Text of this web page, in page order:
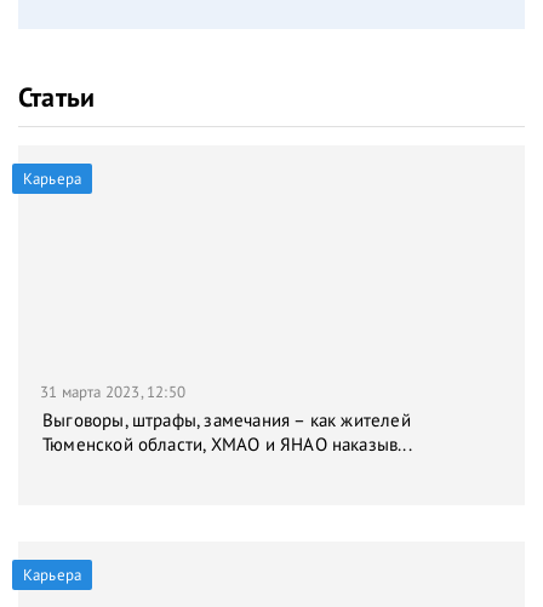
Статьи
Карьера
31 марта 2023, 12:50
Выговоры, штрафы, замечания – как жителей
Тюменской области, ХМАО и ЯНАО наказыв...
Карьера